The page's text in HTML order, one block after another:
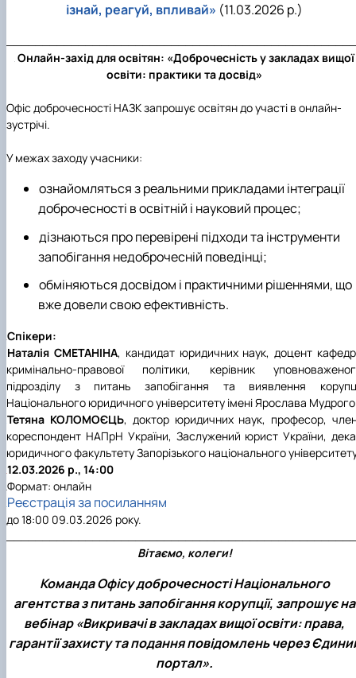
ізнай, реагуй, впливай» (11.03.2026 р.)
Онлайн-захід для освітян: «Доброчесність у закладах вищої
освіти: практики та досвід»
Офіс доброчесності НАЗК запрошує освітян до участі в онлайн-
зустрічі.
У межах заходу учасники:
ознайомляться з реальними прикладами інтеграції
доброчесності в освітній і науковий процес;
дізнаються про перевірені підходи та інструменти
запобігання недоброчесній поведінці;
обміняються досвідом і практичними рішеннями, що
вже довели свою ефективність.
Спікери:
Наталія СМЕТАНІНА, кандидат юридичних наук, доцент
кримінально-правової політики, керівник
підрозділу з питань запобігання та виявлення
Національного юридичного університету імені Ярослава
Тетяна КОЛОМОЄЦЬ, доктор юридичних наук, професор,
кореспондент НАПрН України, Заслужений юрист України,
юридичного факультету Запорізького національного
12.03.2026 р., 14:00
Формат: онлайн
Реєстрація за посиланням
до 18:00 09.03.2026 року.
Вітаємо, колеги!
Команда Офісу доброчесності Національного
агентства з питань запобігання корупції, запрошує на
вебінар «Викривачі в закладах вищої освіти: права,
гарантії захисту та подання повідомлень через
портал».